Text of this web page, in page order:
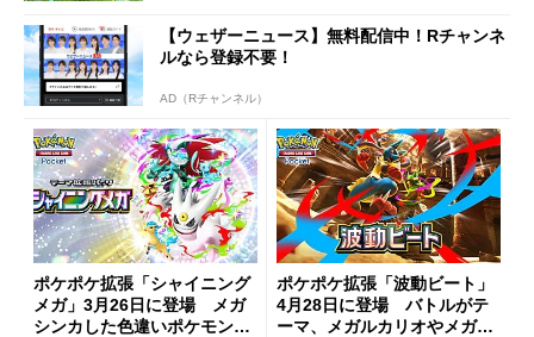
【ウェザーニュース】無料配信中！Rチャンネ
ルなら登録不要！
AD（Rチャンネル）
ポケポケ拡張「シャイニング
メガ」3月26日に登場 メガ
シンカした色違いポケモンが
ポケポケ拡張「波動ビート」
4月28日に登場 バトルがテ
ーマ、メガルカリオやメガジ